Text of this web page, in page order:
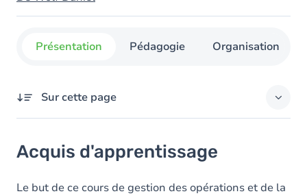
Présentation Pédagogie Organisation
Sur cette page
Objectifs
Contenu
Acquis d'apprentissage
Le but de ce cours de gestion des opérations et de la